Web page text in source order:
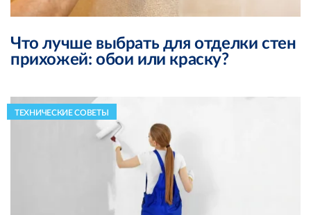
Что лучше выбрать для отделки стен
прихожей: обои или краску?
ТЕХНИЧЕСКИЕ СОВЕТЫ